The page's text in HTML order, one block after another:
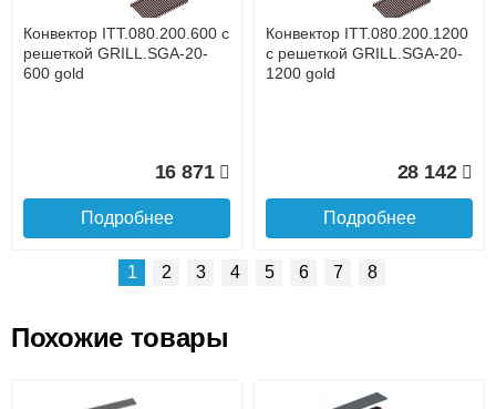
доставке, так и самовывозом
Интернет-деньгами (Yandex-деньги, Web-money,
Qiwi-кошельки и другие).
Безналичный расчёт (возможно и с НДС)
Конвектор ITT.080.200.600 с
решеткой GRILL.SGA-20-
600 gold
16 871
Подробнее
Конвектор ITT.080.200.1200
с решеткой GRILL.SGA-20-
1200 gold
28 142
Подробнее
Конвектор ITT.080.200.1300 Конвектор ITT.080.200.1000
1 2 3 4 5 6 7 8
Похожие товары